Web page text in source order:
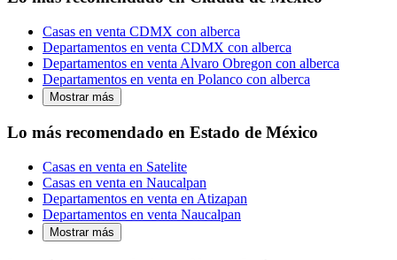
Casas en venta CDMX con alberca
Departamentos en venta CDMX con alberca
Departamentos en venta Alvaro Obregon con alberca
Departamentos en venta en Polanco con alberca
Mostrar más
Lo más recomendado en Estado de México
Casas en venta en Satelite
Casas en venta en Naucalpan
Departamentos en venta en Atizapan
Departamentos en venta Naucalpan
Mostrar más